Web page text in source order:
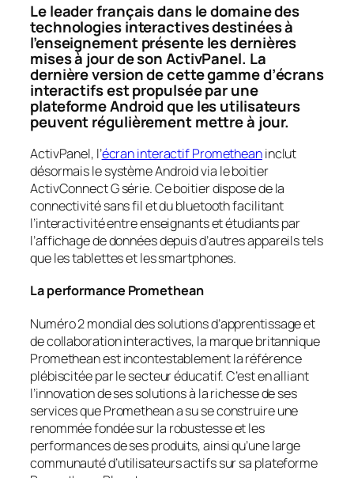
Le leader français dans le domaine des
technologies interactives destinées à
l’enseignement présente les dernières
mises à jour de son ActivPanel. La
dernière version de cette gamme d’écrans
interactifs est propulsée par une
plateforme Android que les utilisateurs
peuvent régulièrement mettre à jour.
ActivPanel, l’écran interactif Prometheaninclut
désormais le système Android via le boitier
ActivConnect G série. Ce boitier dispose de la
connectivité sans fil et du bluetooth facilitant
l’interactivité entre enseignants et étudiants par
l’affichage de données depuis d’autres appareils tels
que les tablettes et les smartphones.
La performance Promethean
Numéro 2 mondial des solutions d’apprentissage et
de collaboration interactives, la marque britannique
Promethean est incontestablement la référence
plébiscitée par le secteur éducatif. C’est en alliant
l’innovation de ses solutions à la richesse de ses
services que Promethean a su se construire une
renommée fondée sur la robustesse et les
performances de ses produits, ainsi qu’une large
communauté d’utilisateurs actifs sur sa plateforme